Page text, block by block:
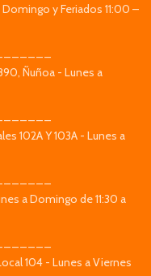
y Feriados 11:00 –
Ñuñoa - Lunes a
102A Y 103A - Lunes a
a Domingo de 11:30 a
104 - Lunes a Viernes